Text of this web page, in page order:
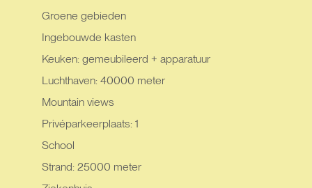
Groene gebieden
Ingebouwde kasten
Keuken: gemeubileerd + apparatuur
Luchthaven: 40000 meter
Mountain views
Privéparkeerplaats: 1
School
Strand: 25000 meter